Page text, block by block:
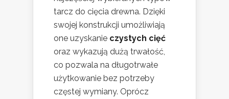
tarcz do cięcia drewna. Dzięki
swojej konstrukcji umożliwiają
one uzyskanie czystych cięć
oraz wykazują dużą trwałość,
co pozwala na długotrwałe
użytkowanie bez potrzeby
częstej wymiany. Oprócz